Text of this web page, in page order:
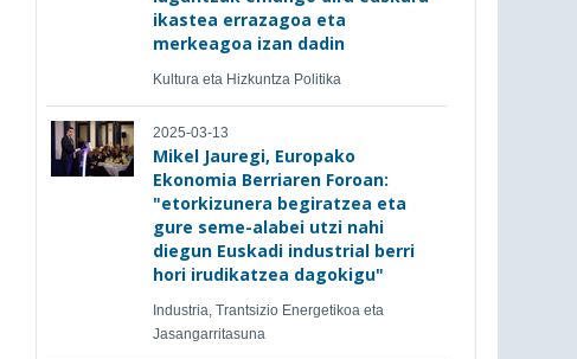
ikastea errazagoa eta
merkeagoa izan dadin
Kultura eta Hizkuntza Politika
2025-03-13
Mikel Jauregi, Europako
Ekonomia Berriaren Foroan:
"etorkizunera begiratzea eta
gure seme-alabei utzi nahi
diegun Euskadi industrial berri
hori irudikatzea dagokigu"
Industria, Trantsizio Energetikoa eta
Jasangarritasuna